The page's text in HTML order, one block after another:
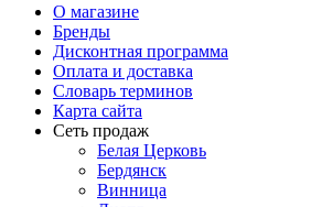
О магазине
Бренды
Дисконтная программа
Оплата и доставка
Словарь терминов
Карта сайта
Сеть продаж
Белая Церковь
Бердянск
Винница